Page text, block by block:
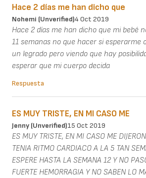
Hace 2 días me han dicho que
Nohemi (unverified)4 Oct 2019
Hace 2 días me han dicho que mi bebé
11 semanas no que hacer si esperarme
un legrado pero viendo que hay
esperar que mi cuerpo decida
Respuesta
ES MUY TRISTE, EN MI CASO ME
Jenny (unverified)15 Oct 2019
ES MUY TRISTE, EN MI CASO ME
TENIA RITMO CARDIACO A LA 5 TAN
ESPERE HASTA LA SEMANA 12 Y NO
FUERTE HEMORRAGIA Y NO SABEN LO